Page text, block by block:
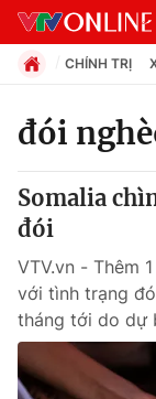
Chuyên mục
Chính trị
Xã hội
Pháp luật
CHÍNH TRỊ
đói
Somalia
đói
VTV.vn - Thêm
với tình trạng
tháng tới do dự